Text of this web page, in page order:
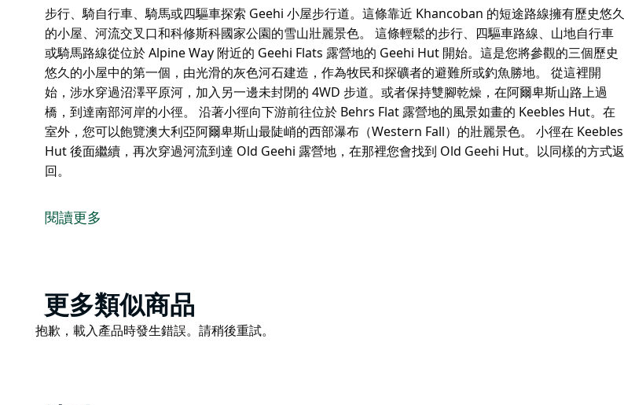
步行、騎自行車、騎馬或四驅車探索 Geehi 小屋步行道。這條靠近 Khancoban 的短途路線擁有歷史悠久
的小屋、河流交叉口和科修斯科國家公園的雪山壯麗景色。 這條輕鬆的步行、四驅車路線、山地自行車
或騎馬路線從位於 Alpine Way 附近的 Geehi Flats 露營地的 Geehi Hut 開始。這是您將參觀的三個歷史
悠久的小屋中的第一個，由光滑的灰色河石建造，作為牧民和探礦者的避難所或釣魚勝地。 從這裡開
始，涉水穿過沼澤平原河，加入另一邊未封閉的 4WD 步道。或者保持雙腳乾燥，在阿爾卑斯山路上過
橋，到達南部河岸的小徑。 沿著小徑向下游前往位於 Behrs Flat 露營地的風景如畫的 Keebles Hut。在
室外，您可以飽覽澳大利亞阿爾卑斯山最陡峭的西部瀑布（Western Fall）的壯麗景色。 小徑在 Keebles
Hut 後面繼續，再次穿過河流到達 Old Geehi 露營地，在那裡您會找到 Old Geehi Hut。以同樣的方式返
回。
的小屋、河流交叉口和科修斯科國家公園的雪山壯麗景色。
從這裡開始，涉水穿過沼澤平原河，加入另一邊未封閉的 4WD 步道。或者保持雙腳乾燥，在阿爾卑斯山
路上過橋，到達南部河岸的小徑。
閱讀更多
Product
List
更多類似商品
Product
抱歉，載入產品時發生錯誤。請稍後重試。